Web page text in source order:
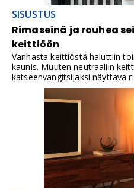
SISUSTUS
Rimaseinä ja rouhea
keittiöön
Vanhasta keittiöstä haluttiin
kaunis. Muuten neutraaliin
katseenvangitsijaksi näyttävä